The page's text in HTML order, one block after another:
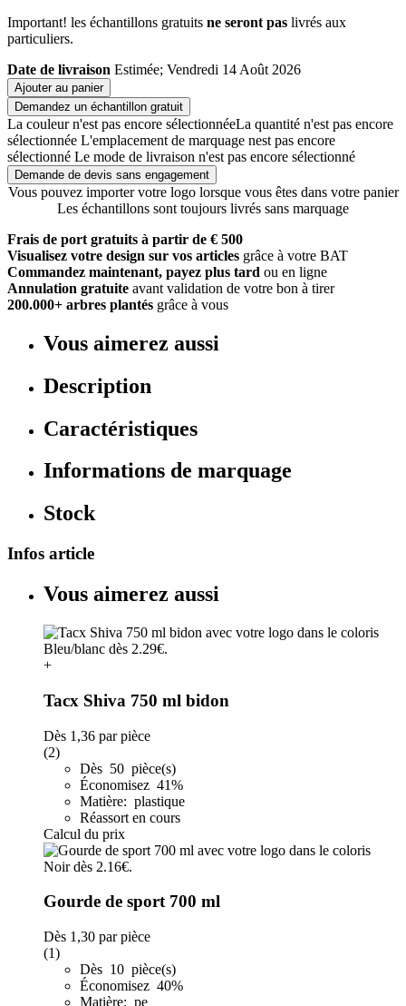
Important! les échantillons gratuits ne seront pas livrés aux
particuliers.
Date de livraison Estimée; Vendredi 14 Août 2026
Ajouter au panier
Demandez un échantillon gratuit
La couleur n'est pas encore sélectionnéeLa quantité n'est pas encore
sélectionnée L'emplacement de marquage nest pas encore
sélectionné Le mode de livraison n'est pas encore sélectionné
Demande de devis sans engagement
Vous pouvez importer votre logo lorsque vous êtes dans votre panier
Les échantillons sont toujours livrés sans marquage
Frais de port gratuits à partir de € 500
Visualisez votre design sur vos articles grâce à votre BAT
Commandez maintenant, payez plus tard ou en ligne
Annulation gratuite avant validation de votre bon à tirer
200.000+ arbres plantés grâce à vous
Vous aimerez aussi
Description
Caractéristiques
Informations de marquage
Stock
Infos article
Vous aimerez aussi
+
Tacx Shiva 750 ml bidon
Dès 1,36 par pièce
(2)
Dès 50 pièce(s)
Économisez 41%
Matière: plastique
Réassort en cours
Calcul du prix
Gourde de sport 700 ml
Dès 1,30 par pièce
(1)
Dès 10 pièce(s)
Économisez 40%
Matière: pe